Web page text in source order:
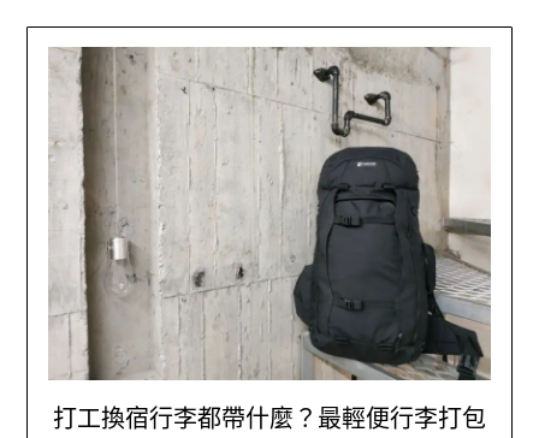
打工換宿行李都帶什麼？最輕便行李打包